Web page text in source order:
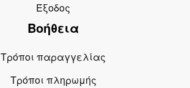
Έξοδος
Βοήθεια
Τρόποι παραγγελίας
Τρόποι πληρωμής